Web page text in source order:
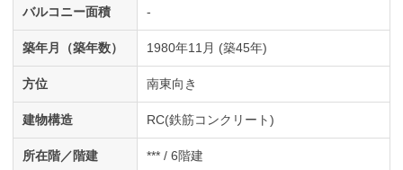
バルコニー面積 -
築年月（築年数） 1980年11月 (築45年)
方位 南東向き
建物構造 RC(鉄筋コンクリート)
所在階／階建 *** / 6階建